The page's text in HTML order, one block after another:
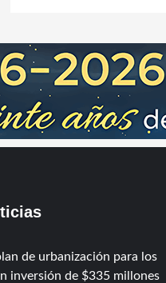
de urbanización para los
inversión de $335 millones